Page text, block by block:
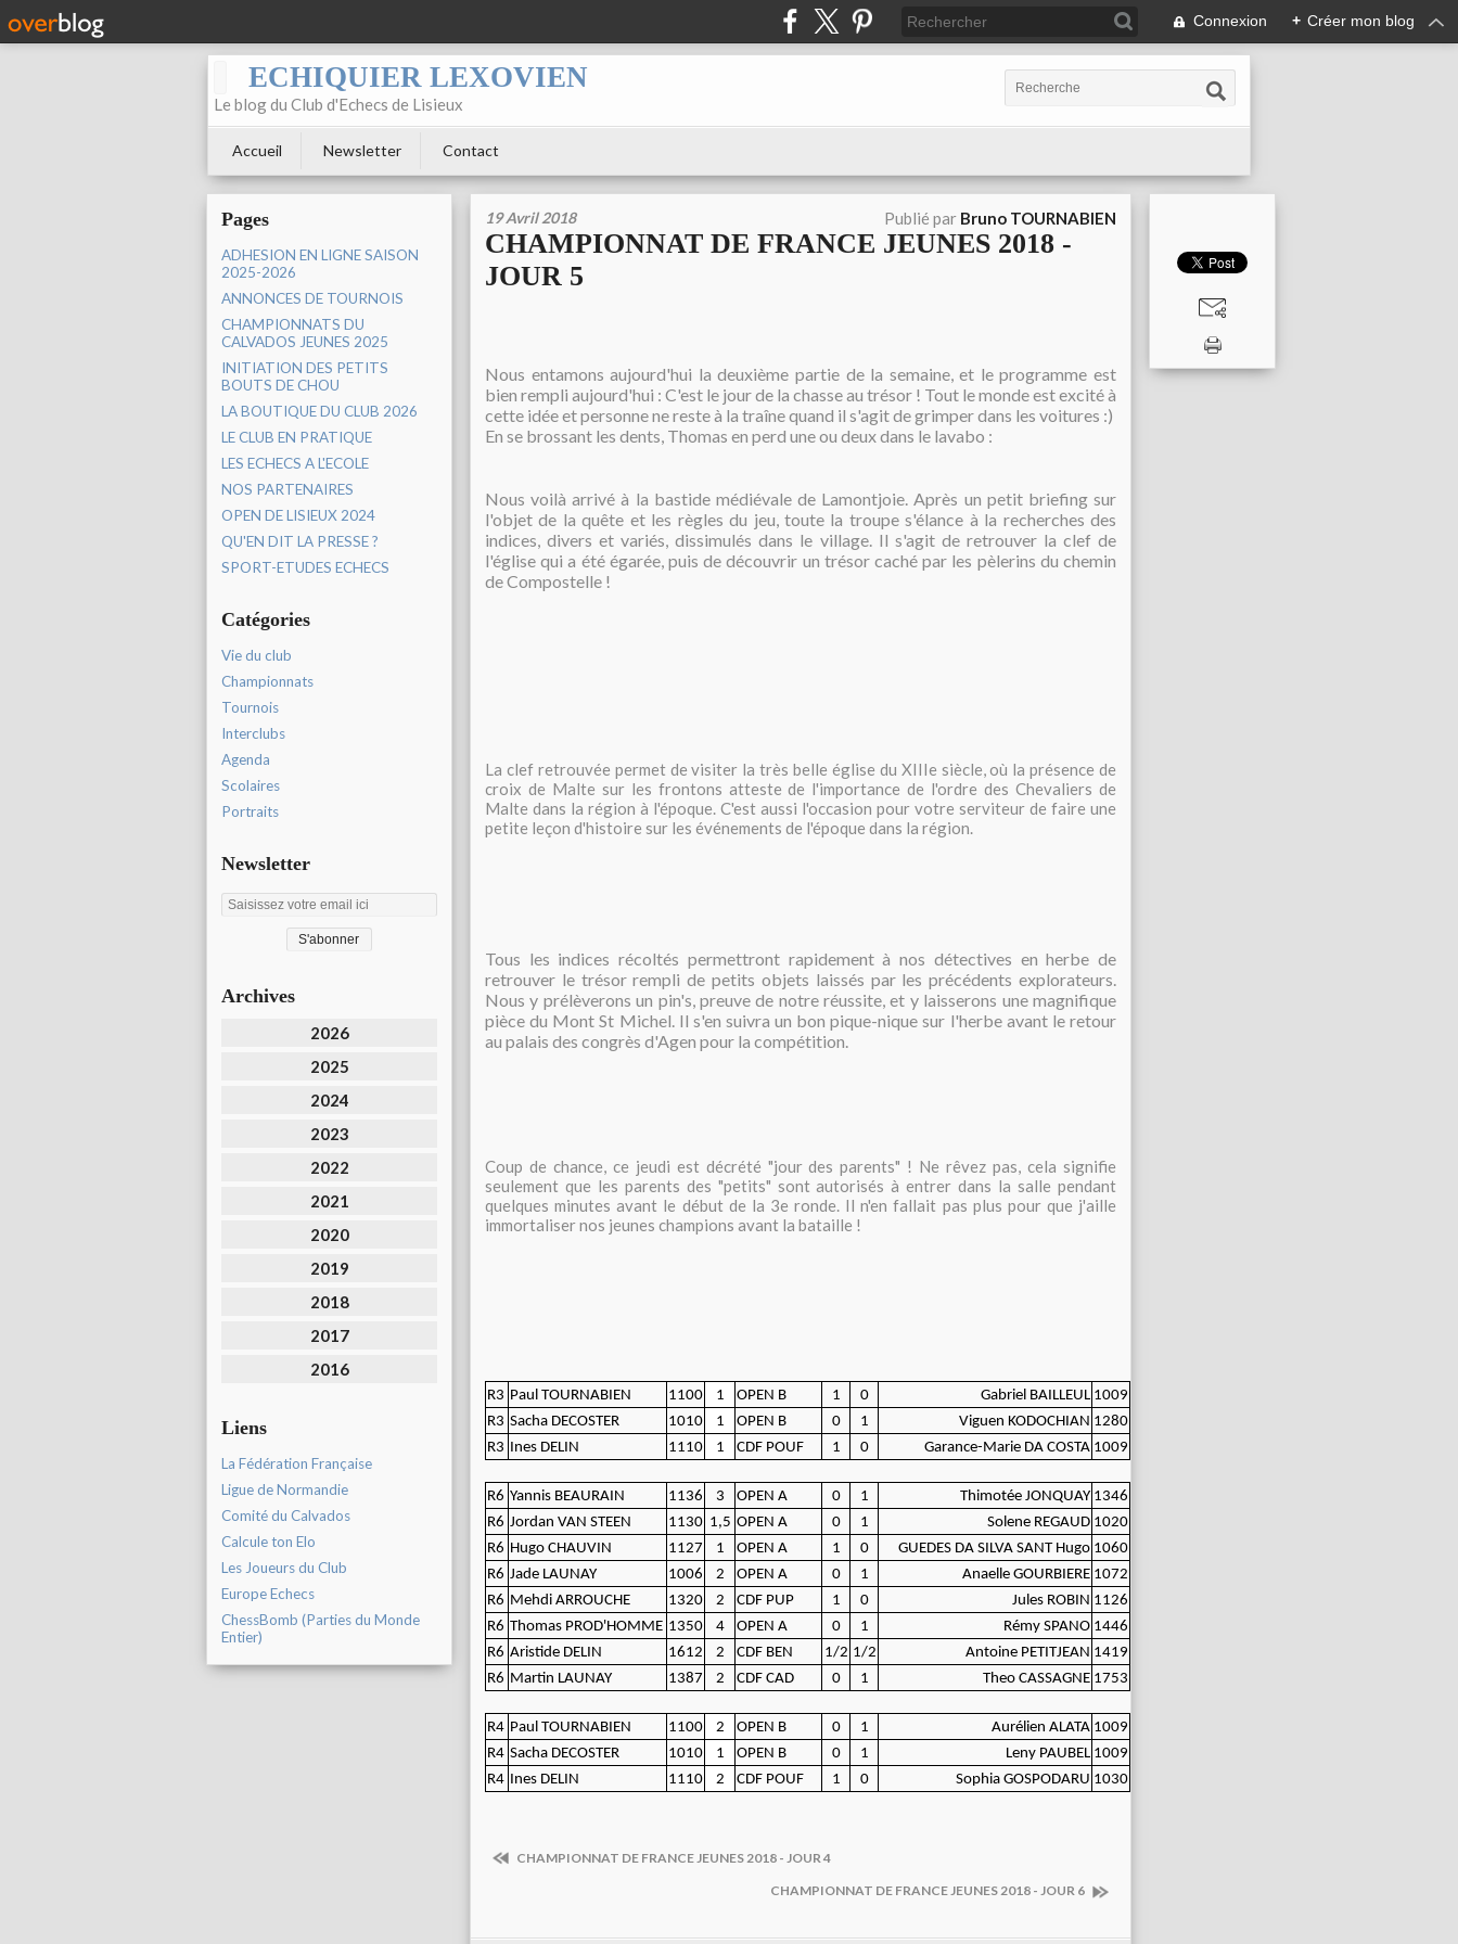
Connexion + Créer mon blog
ECHIQUIER LEXOVIEN
Le blog du Club d'Echecs de Lisieux
Accueil Newsletter Contact
Pages
ADHESION EN LIGNE SAISON
2025-2026
ANNONCES DE TOURNOIS
CHAMPIONNATS DU
CALVADOS JEUNES 2025
INITIATION DES PETITS
BOUTS DE CHOU
LA BOUTIQUE DU CLUB 2026
LE CLUB EN PRATIQUE
LES ECHECS A L'ECOLE
NOS PARTENAIRES
OPEN DE LISIEUX 2024
QU'EN DIT LA PRESSE ?
SPORT-ETUDES ECHECS
Catégories
Vie du club
Championnats
Tournois
Interclubs
Agenda
Scolaires
Portraits
Newsletter
Archives
2026
2025
2024
2023
2022
2021
2020
2019
2018
2017
2016
Liens
La Fédération Française
Ligue de Normandie
Comité du Calvados
Calcule ton Elo
Les Joueurs du Club
Europe Echecs
ChessBomb (Parties du Monde
Entier)
19 Avril 2018 Publié par Bruno TOURNABIEN
CHAMPIONNAT DE FRANCE JEUNES 2018 -
JOUR 5
Nous entamons aujourd'hui la deuxième partie de la semaine, et le programme est
bien rempli aujourd'hui : C'est le jour de la chasse au trésor ! Tout le monde est excité à
cette idée et personne ne reste à la traîne quand il s'agit de grimper dans les voitures :)
En se brossant les dents, Thomas en perd une ou deux dans le lavabo :
Nous voilà arrivé à la bastide médiévale de Lamontjoie. Après un petit briefing sur
l'objet de la quête et les règles du jeu, toute la troupe s'élance à la recherches des
indices, divers et variés, dissimulés dans le village. Il s'agit de retrouver la clef de
l'église qui a été égarée, puis de découvrir un trésor caché par les pèlerins du chemin
de Compostelle !
La clef retrouvée permet de visiter la très belle église du XIIIe siècle, où la présence de
croix de Malte sur les frontons atteste de l'importance de l'ordre des Chevaliers de
Malte dans la région à l'époque. C'est aussi l'occasion pour votre serviteur de faire une
petite leçon d'histoire sur les événements de l'époque dans la région.
Tous les indices récoltés permettront rapidement à nos détectives en herbe de
retrouver le trésor rempli de petits objets laissés par les précédents explorateurs.
Nous y prélèverons un pin's, preuve de notre réussite, et y laisserons une magnifique
pièce du Mont St Michel. Il s'en suivra un bon pique-nique sur l'herbe avant le retour
au palais des congrès d'Agen pour la compétition.
Coup de chance, ce jeudi est décrété "jour des parents" ! Ne rêvez pas, cela signifie
seulement que les parents des "petits" sont autorisés à entrer dans la salle pendant
quelques minutes avant le début de la 3e ronde. Il n'en fallait pas plus pour que j'aille
immortaliser nos jeunes champions avant la bataille !
R3 Paul TOURNABIEN 1100 1 OPEN B 1 0 Gabriel BAILLEUL 1009
R3 Sacha DECOSTER 1010 1 OPEN B 0 1 Viguen KODOCHIAN 1280
R3 Ines DELIN 1110 1 CDF POUF 1 0 Garance-Marie DA COSTA 1009
R6 Yannis BEAURAIN 1136 3 OPEN A 0 1 Thimotée JONQUAY 1346
R6 Jordan VAN STEEN 1130 1,5 OPEN A 0 1 Solene REGAUD 1020
R6 Hugo CHAUVIN 1127 1 OPEN A 1 0 GUEDES DA SILVA SANT Hugo 1060
R6 Jade LAUNAY 1006 2 OPEN A 0 1 Anaelle GOURBIERE 1072
R6 Mehdi ARROUCHE 1320 2 CDF PUP 1 0 Jules ROBIN 1126
R6 Thomas PROD'HOMME 1350 4 OPEN A 0 1 Rémy SPANO 1446
R6 Aristide DELIN 1612 2 CDF BEN 1/2 1/2 Antoine PETITJEAN 1419
R6 Martin LAUNAY 1387 2 CDF CAD 0 1 Theo CASSAGNE 1753
R4 Paul TOURNABIEN 1100 2 OPEN B 0 1 Aurélien ALATA 1009
R4 Sacha DECOSTER 1010 1 OPEN B 0 1 Leny PAUBEL 1009
R4 Ines DELIN 1110 2 CDF POUF 1 0 Sophia GOSPODARU 1030
CHAMPIONNAT DE FRANCE JEUNES 2018 - JOUR 4
CHAMPIONNAT DE FRANCE JEUNES 2018 - JOUR 6